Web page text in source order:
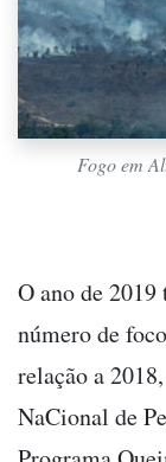
Fogo em
O ano de
número de
relação a
NaCional de